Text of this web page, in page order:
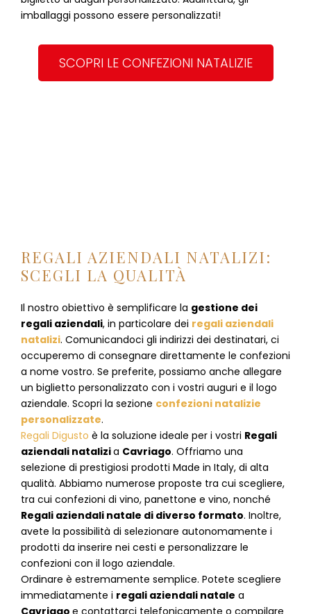
imballaggi possono essere personalizzati!
SCOPRI LE CONFEZIONI NATALIZIE
REGALI AZIENDALI NATALIZI:
SCEGLI LA QUALITÀ
Il nostro obiettivo è semplificare la gestione dei
regali aziendali, in particolare dei regali aziendali
natalizi. Comunicandoci gli indirizzi dei destinatari, ci
occuperemo di consegnare direttamente le confezioni
a nome vostro. Se preferite, possiamo anche allegare
un biglietto personalizzato con i vostri auguri e il logo
aziendale. Scopri la sezione confezioni natalizie
personalizzate.
Regali Digusto è la soluzione ideale per i vostri Regali
aziendali natalizia Cavriago. Offriamo una
selezione di prestigiosi prodotti Made in Italy, di alta
qualità. Abbiamo numerose proposte tra cui scegliere,
tra cui confezioni di vino, panettone e vino, nonché
Regali aziendali natale di diverso formato. Inoltre,
avete la possibilità di selezionare autonomamente i
prodotti da inserire nei cesti e personalizzare le
confezioni con il logo aziendale.
Ordinare è estremamente semplice. Potete scegliere
immediatamente i regali aziendali natale a
Cavriago e contattarci telefonicamente o compilare